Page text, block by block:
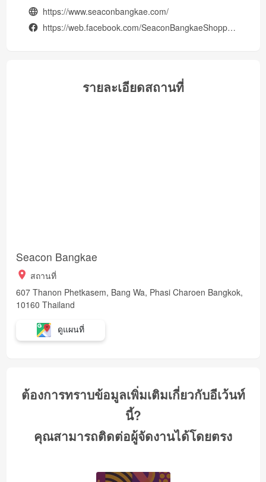
https://www.seaconbangkae.com/
https://web.facebook.com/SeaconBangkaeShoppingMall?_rdc=1&_rdr#
รายละเอียดสถานที่
Seacon Bangkae
สถานที่
607 Thanon Phetkasem, Bang Wa, Phasi Charoen Bangkok,
10160 Thailand
ดูแผนที่
ต้องการทราบข้อมูลเพิ่มเติมเกี่ยวกับอีเว้นท์
นี้?
คุณสามารถติดต่อผู้จัดงานได้โดยตรง